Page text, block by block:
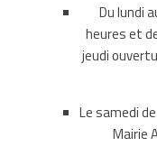
Du lundi
heures et
jeudi
Le samedi
Mairie